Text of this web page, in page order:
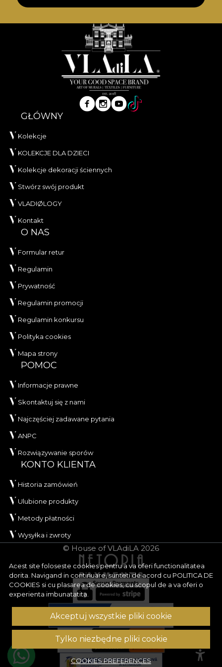
Acest site foloseste cookies pentru a va oferi functionalitatea
dorita. Navigand in continuare, sunteti de acord cu POLITICA DE
COOKIES si cu plasarea de cookies, cu scopul de a va oferi o
experienta imbunatatita.
Akceptuj wszystkie pliki cookie
Tylko niezbędne pliki cookie
COOKIES PREFERENCES
GŁÓWNY
Kolekcje
KOLEKCJE DLA DZIECI
Kolekcje dekoracji ściennych
Stwórz swój produkt
VLADIØLOGY
Kontakt
O NAS
Formular retur
Regulamin
Prywatność
Regulamin promocji
Regulamin konkursu
Polityka cookies
Mapa strony
POMOC
Informacje prawne
Skontaktuj się z nami
Najczęściej zadawane pytania
ANPC
Rozwiązywanie sporów
KONTO KLIENTA
Historia zamówień
Ulubione produkty
Metody płatności
Wysyłka i zwroty
© House of VLAdiLA 2026